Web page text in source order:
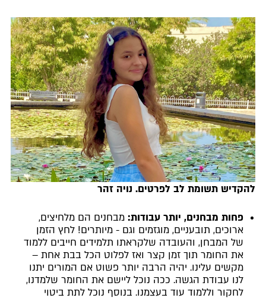
להקדיש תשומת לב לפרטים. נויה זהר
פחות מבחנים, יותר עבודות: מבחנים הם מלחיצים,
ארוכים, תובעניים, מוגזמים וגם - מיותרים! לחץ הזמן
של המבחן, והעובדה שלקראתו תלמידים חייבים ללמוד
את החומר תוך זמן קצר ואז לפלוט הכל בבת אחת –
מקשים עלינו. יהיה הרבה יותר פשוט אם המורים יתנו
לנו עבודת הגשה. ככה נוכל ליישם את החומר שלמדנו,
לחקור וללמוד עוד בעצמנו. בנוסף נוכל לתת ביטוי